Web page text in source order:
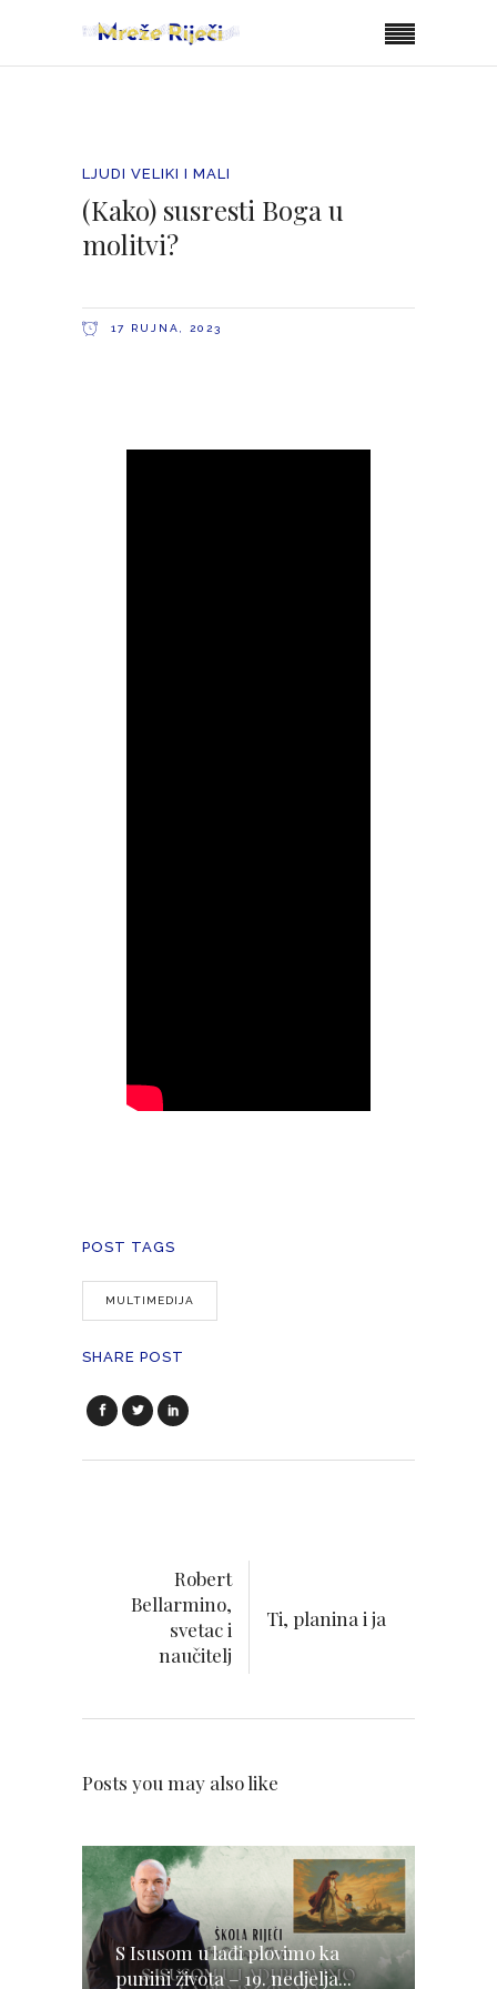
LJUDI VELIKI I MALI
(Kako) susresti Boga u
molitvi?
17 RUJNA, 2023
POST TAGS
MULTIMEDIJA
SHARE POST
Robert
Bellarmino,
svetac i
naučitelj
Ti, planina i ja
Posts you may also like
S Isusom u lađi plovimo ka
punini života – 19. nedjelja...